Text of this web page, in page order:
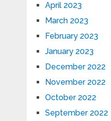
April 2023
March 2023
February 2023
January 2023
December 2022
November 2022
October 2022
September 2022